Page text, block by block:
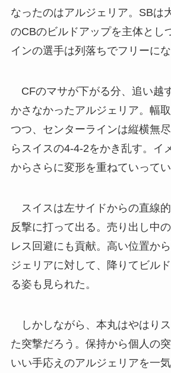
なったのはアルジェリア。SBは
のCBのビルドアップを主体とし
インの選手は列落ちでフリーにな
CFのマサが下がる分、追い越
かさなかったアルジェリア。幅
つつ、センターラインは縦横無
らスイスの4-4-2をかき乱す。イ
からさらに変形を重ねていってい
スイスは左サイドからの直線
反撃に打って出る。売り出し中
レス回避にも貢献。高い位置か
ジェリアに対して、降りてビル
る姿も見られた。
しかしながら、本丸はやはり
た突撃だろう。保持から個人の
いい手応えのアルジェリアを一